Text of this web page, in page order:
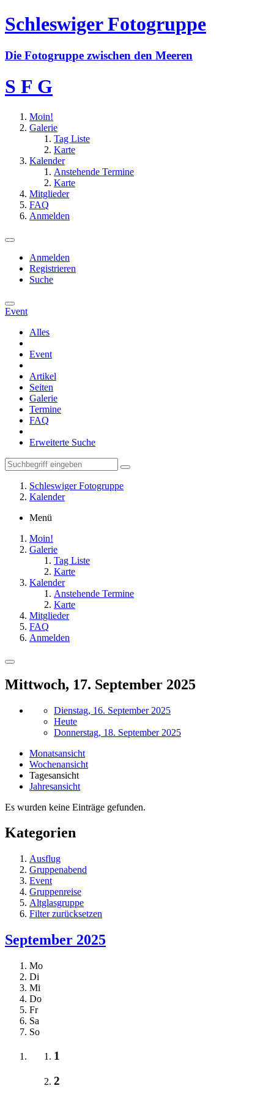
Schleswiger Fotogruppe
Die Fotogruppe zwischen den Meeren
S F G
Moin!
Galerie
Tag Liste
Karte
Kalender
Anstehende Termine
Karte
Mitglieder
FAQ
Anmelden
Anmelden
Registrieren
Suche
Event
Alles
Event
Artikel
Seiten
Galerie
Termine
FAQ
Erweiterte Suche
Schleswiger Fotogruppe
Kalender
Menü
Moin!
Galerie
Tag Liste
Karte
Kalender
Anstehende Termine
Karte
Mitglieder
FAQ
Anmelden
Mittwoch, 17. September 2025
Dienstag, 16. September 2025
Heute
Donnerstag, 18. September 2025
Monatsansicht
Wochenansicht
Tagesansicht
Jahresansicht
Es wurden keine Einträge gefunden.
Kategorien
Ausflug
Gruppenabend
Event
Gruppenreise
Altglasgruppe
Filter zurücksetzen
September 2025
Mo
Di
Mi
Do
Fr
Sa
So
1
2